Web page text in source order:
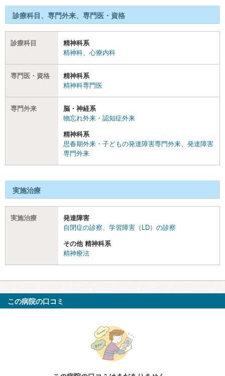
診療科目、専門外来、専門医・資格
診療科目
精神科系
精神科、 心療内科
専門医・資格
精神科系
精神科専門医
専門外来
脳・神経系
物忘れ外来・認知症外来
精神科系
思春期外来・子どもの発達障害専門外来、 発達障害
専門外来
実施治療
実施治療
発達障害
自閉症の診察、 学習障害（LD）の診察
その他 精神科系
精神療法
この病院の口コミ